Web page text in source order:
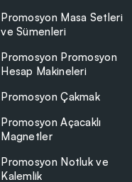
Promosyon Masa Setleri
ve Sümenleri
Promosyon Promosyon
Hesap Makineleri
Promosyon Çakmak
Promosyon Açacaklı
Magnetler
Promosyon Notluk ve
Kalemlik